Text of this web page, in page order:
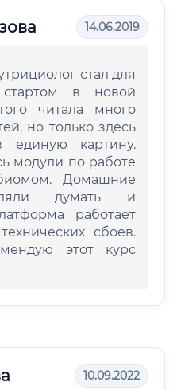
14.06.2019
стал для
в новой
читала много
но только здесь
единую картину.
модули по работе
Домашние
думать и
работает
сбоев.
этот курс
10.09.2022